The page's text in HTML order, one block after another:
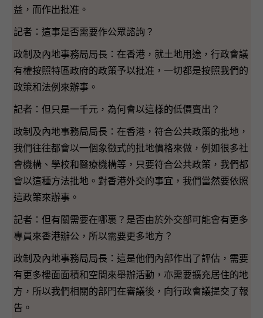
益，而作出批准。
記者：這事是否需要作公眾諮詢？
政制及內地事務局局長：在香港，就土地用途，行政會議
有權按照特區政府的政策予以批准，一切都是按照我們的
政策和法例來辦事。
記者：但只是一千元，為何會以這樣的低價賣出？
政制及內地事務局局長：在香港，符合公共政策的批地，
我們往往都會以一個象徵式的批地價格來做，例如很多社
會機構、學校和醫療機構等，只要符合公共政策，我們都
會以這種方法批地。對香港外交的事宜，我們當然要依照
這政策來辦事。
記者：但有關需要在哪裏？是否由於外交部可能會有更多
專員來香港辦公，所以需要更多地方？
政制及內地事務局局長：這是他們內部作出了評估，需要
有更多樓面面積和空間來舉辦活動，亦需要擴充居住的地
方，所以我們相關的部門在審議後，向行政會議提交了報
告。